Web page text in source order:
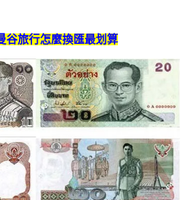
谷旅行怎麼換匯最划算